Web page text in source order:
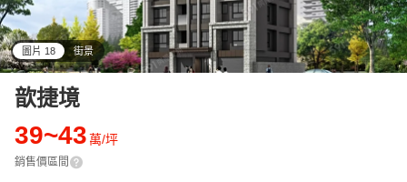
圖片 18 街景
歆捷境
39~43萬/坪
銷售價區間